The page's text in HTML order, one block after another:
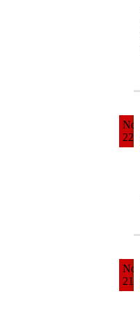
Nov
22
Nov
21